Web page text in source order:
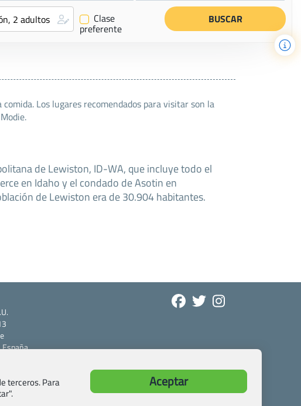
✔ Clase
preferente
Los lugares recomendados para visitar son la
de Lewiston, ID-WA, que incluye todo el
en Idaho y el condado de Asotin en
de Lewiston era de 30.904 habitantes.
España
terceros. Para
Aceptar